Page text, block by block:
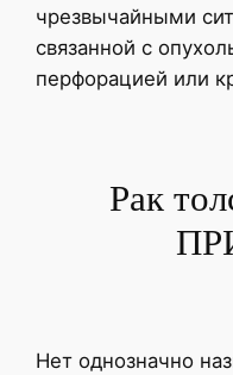
чрезвычайными
связанной с
перфорацией или
Рак
Нет однозначно